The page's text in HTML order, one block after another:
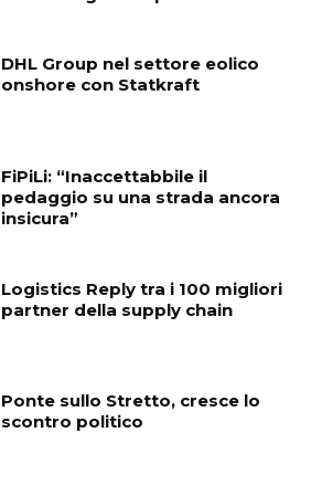
DHL Group nel settore eolico
onshore con Statkraft
FiPiLi: “Inaccettabbile il
pedaggio su una strada ancora
insicura”
Logistics Reply tra i 100 migliori
partner della supply chain
Ponte sullo Stretto, cresce lo
scontro politico